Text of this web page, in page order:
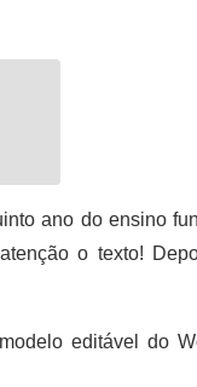
ano do ensino
o texto!
editável do